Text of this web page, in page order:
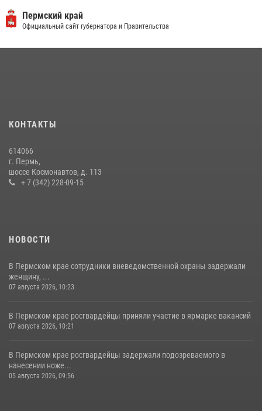
ветеринарно-санитарной службы с годовщиной образования
13 июля 2026, 10:43
17 июля 2026, 10:34
ведомственной акции «Каникулы с Росгвардией»
24 июля 2026, 08:45 2
Пермский край
Официальный сайт губернатора и Правительства
КОНТАКТЫ
614066
г. Пермь,
шоссе Космонавтов, д. 113
+ 7 (342) 228-09-15
НОВОСТИ
В Пермском крае сотрудники вневедомственной охраны задержали
женщину, ...
07 августа 2026, 10:23
В Пермском крае росгвардейцы приняли участие в ярмарке вакансий
07 августа 2026, 10:21
В Пермском крае росгвардейцы задержали подозреваемого в
нанесении ноже...
05 августа 2026, 09:56